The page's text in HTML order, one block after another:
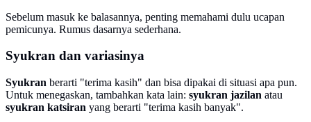
Sebelum masuk ke balasannya, penting memahami dulu ucapan
pemicunya. Rumus dasarnya sederhana.
Syukran dan variasinya
Syukran berarti "terima kasih" dan bisa dipakai di situasi apa pun.
Untuk menegaskan, tambahkan kata lain: syukran jazilan atau
syukran katsiran yang berarti "terima kasih banyak".